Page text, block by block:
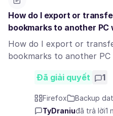
How do I export or
bookmarks to another PC
How do I export or
bookmarks to another PC
Đã giải quyết 1
Firefox Backup
TyDraniuđã trả lời1